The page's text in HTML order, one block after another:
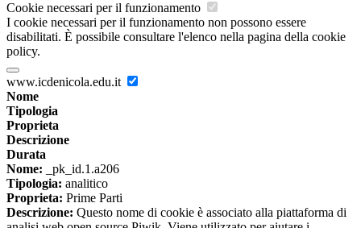
Cookie necessari per il funzionamento
I cookie necessari per il funzionamento non possono essere
disabilitati. È possibile consultare l'elenco nella pagina della cookie
policy.
www.icdenicola.edu.it
Nome
Tipologia
Proprieta
Descrizione
Durata
Nome: _pk_id.1.a206
Tipologia: analitico
Proprieta: Prime Parti
Descrizione: Questo nome di cookie è associato alla piattaforma di